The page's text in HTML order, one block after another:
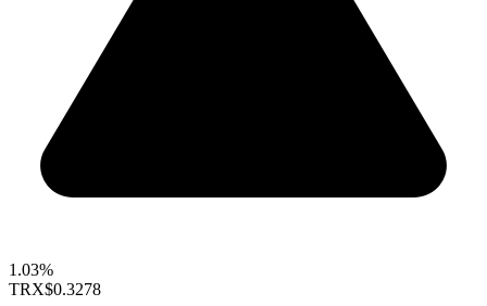
1.03%
TRX$0.3278